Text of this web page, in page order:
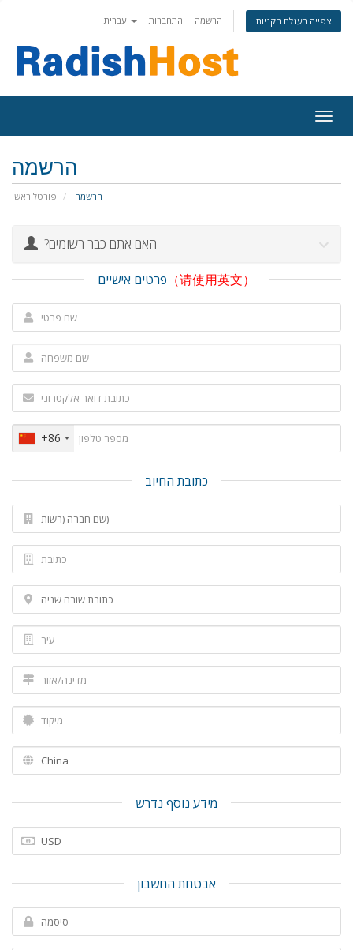
התחברות הרשמה צפייה בעגלת הקניות
הרשמה
פורטל ראשי הרשמה
?האם אתם כבר רשומים
פרטים אישיים （请使用英文）
+86
כתובת החיוב
מידע נוסף נדרש
אבטחת החשבון